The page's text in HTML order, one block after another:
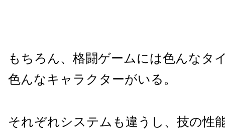
もちろん、格闘ゲームには色んなタ
色んなキャラクターがいる。
それぞれシステムも違うし、技の性